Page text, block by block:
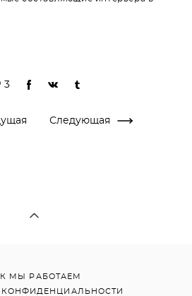
3
Следующая
МЫ РАБОТАЕМ
КОНФИДЕНЦИАЛЬНОСТИ